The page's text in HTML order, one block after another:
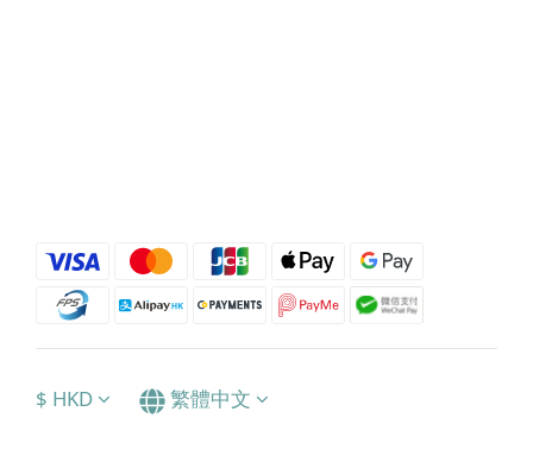
$ HKD 繁體中文